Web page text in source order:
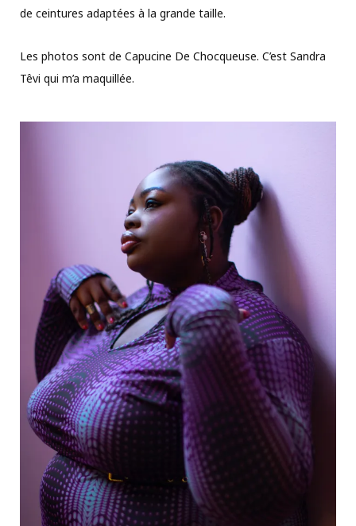
de ceintures adaptées à la grande taille.
Les photos sont de Capucine De Chocqueuse. C’est Sandra
Têvi qui m’a maquillée.